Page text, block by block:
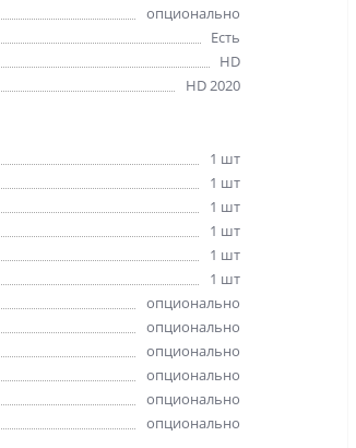
опционально
Есть
HD
HD 2020
1 шт
1 шт
1 шт
1 шт
1 шт
1 шт
опционально
опционально
опционально
опционально
опционально
опционально